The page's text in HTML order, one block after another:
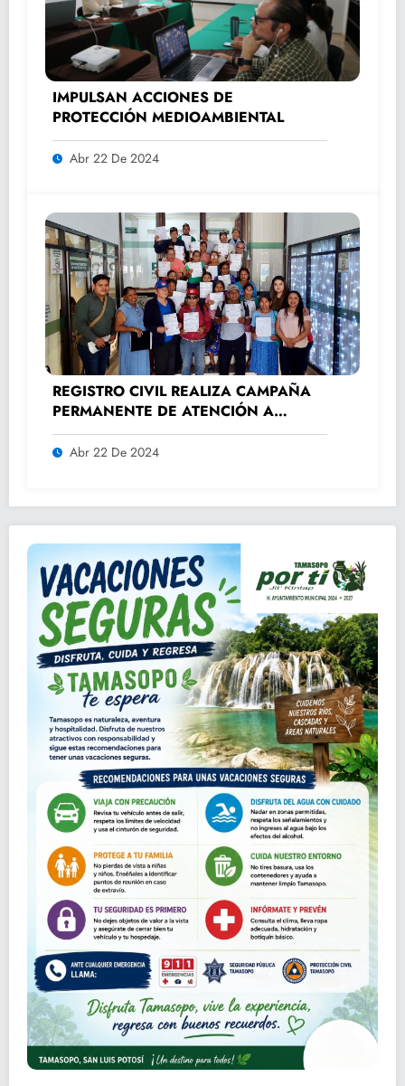
IMPULSAN ACCIONES DE
PROTECCIÓN MEDIOAMBIENTAL
Abr 22 De 2024
REGISTRO CIVIL REALIZA CAMPAÑA
PERMANENTE DE ATENCIÓN A
ADULTOS MAYORES.
Abr 22 De 2024